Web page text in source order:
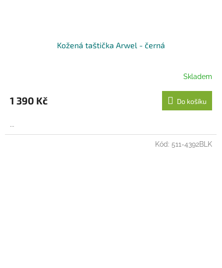
Kožená taštička Arwel - černá
Skladem
1 390 Kč Do košíku
...
Kód: 511-4392BLK